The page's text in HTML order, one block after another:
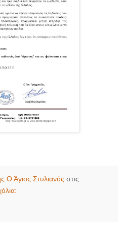
Ο Άγιος Στυλιανός στις